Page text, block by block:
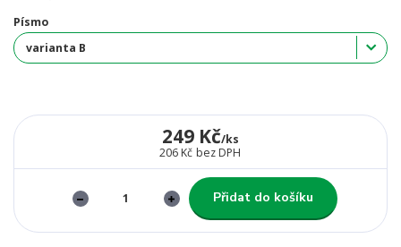
Písmo
249 Kč/ks
206 Kč bez DPH
Přidat do košíku